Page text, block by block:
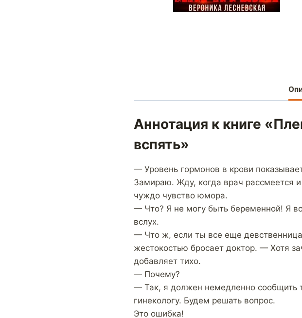
Аннотация к книге
вспять»
— Уровень гормонов в крови
Замираю. Жду, когда врач рассмеется
чуждо чувство юмора.
— Что? Я не могу быть беременной! Я
вслух.
— Что ж, если ты все еще
жестокостью бросает доктор. — Хотя
добавляет тихо.
— Почему?
— Так, я должен немедленно
гинекологу. Будем решать вопрос.
Это ошибка!